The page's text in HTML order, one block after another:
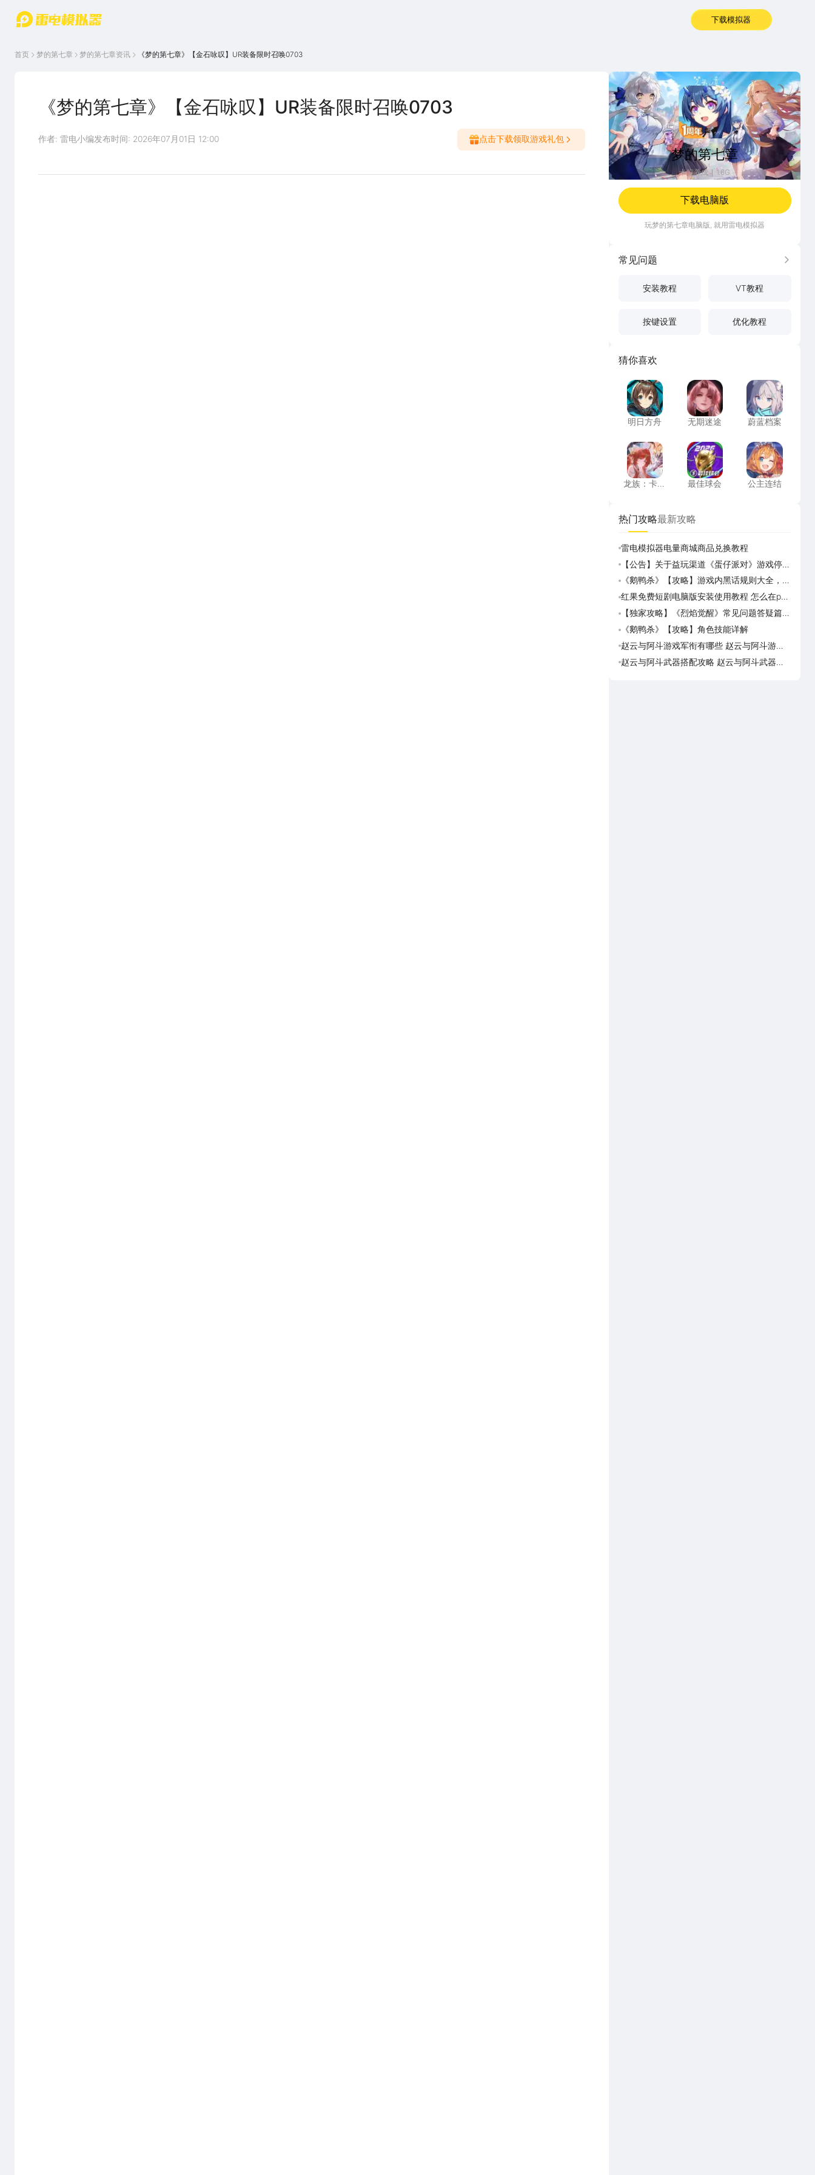
首页
游戏中
心
雷电圈
坛
WIKI
下载模拟器
首页 梦的第七章 梦的第七章资讯 《梦的第七章》【金石咏叹】UR装备限时召唤0703
《梦的第七章》【金石咏叹】UR装备限时召唤0703
作者: 雷电小编发布时间: 2026年07月01日 12:00 点击下载领取游戏礼包
梦的第七章
梦的第七章
卡牌养成 1.6G
下载电脑版
玩梦的第七章电脑版, 就用雷电模拟器
常见问题 更多
安装教程 VT教程
按键设置 优化教程
猜你喜欢
明日方舟
明日方舟
无期迷途
无期迷途
蔚蓝档案
蔚蓝档案
龙族：卡塞尔之门
龙族：卡塞
最佳球会
最佳球会
公主连结
公主连结
热门攻略最新攻略
雷电模拟器电量商城商品兑换教程
【公告】关于益玩渠道《蛋仔派对》游戏停运
转移通知
《鹅鸭杀》【攻略】游戏内黑话规则大全，萌
新速看
红果免费短剧电脑版安装使用教程 怎么在pc
端看红果免费短剧
【独家攻略】《烈焰觉醒》常见问题答疑篇第
一期
《鹅鸭杀》【攻略】角色技能详解
赵云与阿斗游戏军衔有哪些 赵云与阿斗游戏
军衔对比
赵云与阿斗武器搭配攻略 赵云与阿斗武器怎